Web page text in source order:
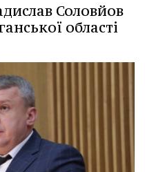
Соловйов
області